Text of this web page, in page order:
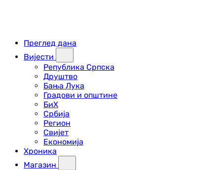
Преглед дана
Вијести
Република Српска
Друштво
Бања Лука
Градови и општине
БиХ
Србија
Регион
Свијет
Економија
Хроника
Магазин